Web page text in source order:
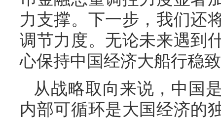
力支撑。下一步，我们还
调节力度。无论未来遇到
心保持中国经济大船行稳
从战略取向来说，中国
内部可循环是大国经济的